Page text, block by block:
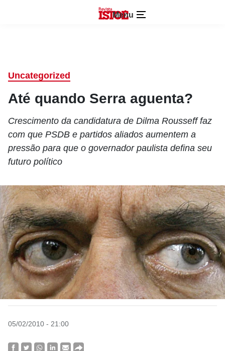
Menu
Uncategorized
Até quando Serra aguenta?
Crescimento da candidatura de Dilma Rousseff faz
com que PSDB e partidos aliados aumentem a
pressão para que o governador paulista defina seu
futuro político
05/02/2010 - 21:00